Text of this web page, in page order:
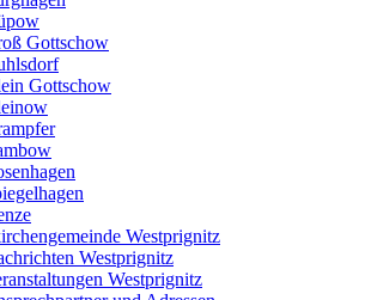
Gottschow
Gottschow
Westprignitz
Westprignitz
Westprignitz